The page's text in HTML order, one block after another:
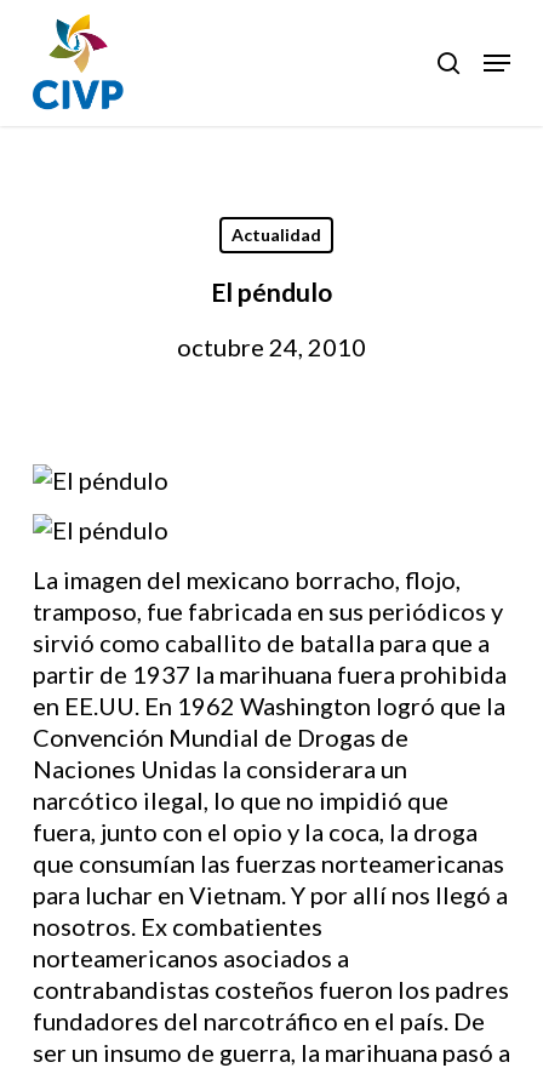
main
content
search
Menu
Actualidad
El péndulo
octubre 24, 2010
La imagen del mexicano borracho, flojo,
tramposo, fue fabricada en sus periódicos y
sirvió como caballito de batalla para que a
partir de 1937 la marihuana fuera prohibida
en EE.UU. En 1962 Washington logró que la
Convención Mundial de Drogas de
Naciones Unidas la considerara un
narcótico ilegal, lo que no impidió que
fuera, junto con el opio y la coca, la droga
que consumían las fuerzas norteamericanas
para luchar en Vietnam. Y por allí nos llegó a
nosotros. Ex combatientes
norteamericanos asociados a
contrabandistas costeños fueron los padres
fundadores del narcotráfico en el país. De
ser un insumo de guerra, la marihuana pasó a
Close